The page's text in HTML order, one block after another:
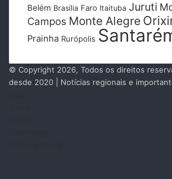
Belém Brasília Faro Itaituba Juruti
Campos Monte Alegre
Prainha Rurópolis
© Copyright 2026, Todos os direitos
desde 2020 | Notícias regionais e